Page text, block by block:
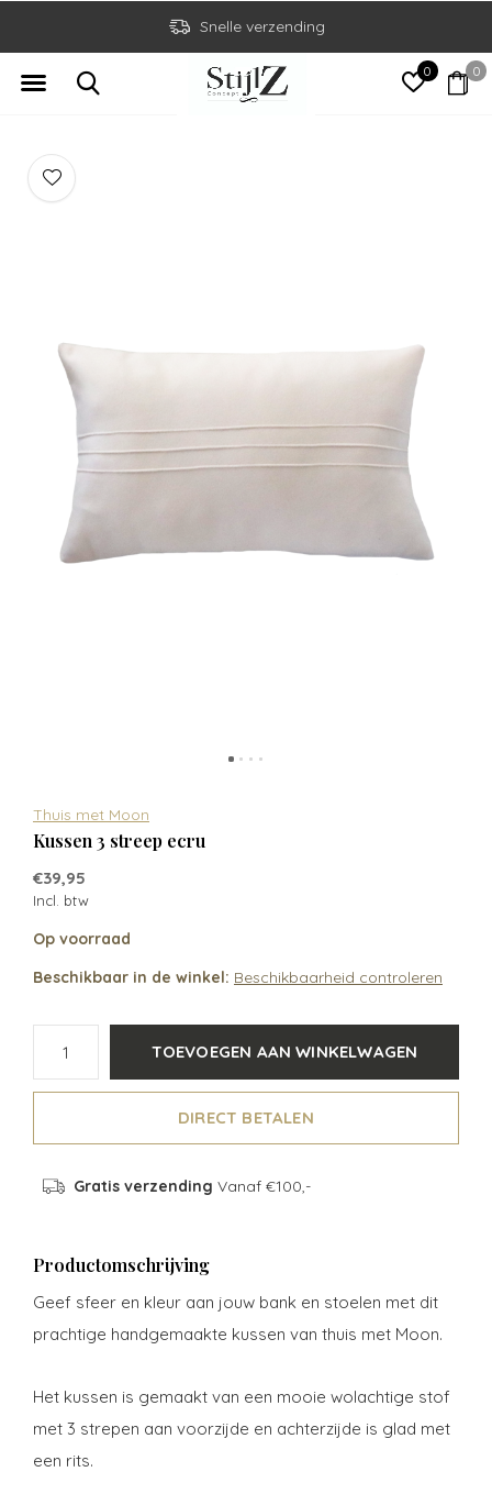
0 0
Snelle verzending
Thuis met Moon
Kussen 3 streep ecru
€39,95
Incl. btw
Op voorraad
Beschikbaar in de winkel: Beschikbaarheid controleren
TOEVOEGEN AAN WINKELWAGEN
DIRECT BETALEN
Gratis verzending Vanaf €100,-
Productomschrijving
Geef sfeer en kleur aan jouw bank en stoelen met dit
prachtige handgemaakte kussen van thuis met Moon.
Het kussen is gemaakt van een mooie wolachtige stof
met 3 strepen aan voorzijde en achterzijde is glad met
een rits.